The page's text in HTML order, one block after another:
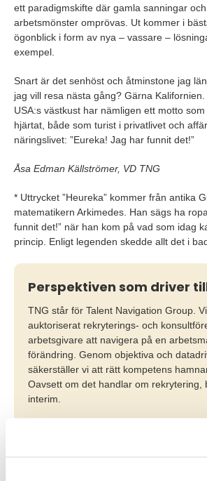
ett paradigmskifte där gamla sanningar
arbetsmönster omprövas. Ut kommer i
ögonblick i form av nya – vassare –
exempel.
Snart är det senhöst och åtminstone jag
jag vill resa nästa gång? Gärna
USA:s västkust har nämligen ett motto
hjärtat, både som turist i privatlivet och
näringslivet: ”Eureka! Jag har funnit det!”
Åsa Edman Källströmer, VD TNG
* Uttrycket ”Heureka” kommer från antika
matematikern Arkimedes. Han sägs ha
funnit det!” när han kom på vad som idag
princip. Enligt legenden skedde allt det i
Perspektiven som driver
TNG står för Talent Navigation Group.
auktoriserat rekryterings- och
arbetsgivare att navigera på en
förändring. Genom objektiva och
säkerställer vi att rätt kompetens
Oavsett om det handlar om rekrytering,
interim.
Med vår vetenskapligt baserade
hjälper vi arbetsgivare i hela Sverige